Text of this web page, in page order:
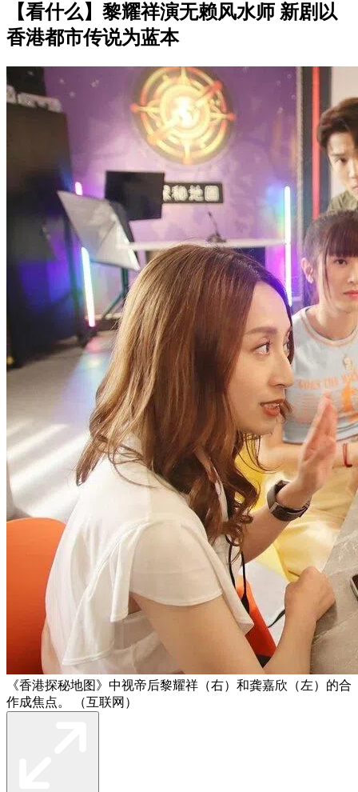
【看什么】黎耀祥演无赖风水师 新剧以
香港都市传说为蓝本
《香港探秘地图》中视帝后黎耀祥（右）和龚嘉欣（左）的合
作成焦点。 （互联网）